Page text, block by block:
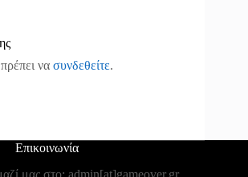
να συνδεθείτε.
Επικοινωνία
μας στο: admin[at]gameover.gr